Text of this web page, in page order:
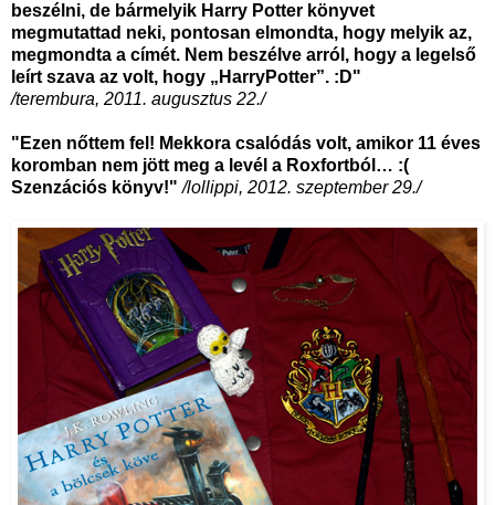
beszélni, de bármelyik Harry Potter könyvet
megmutattad neki, pontosan elmondta, hogy melyik az,
megmondta a címét. Nem beszélve arról, hogy a legelső
leírt szava az volt, hogy „HarryPotter”. :D"
/terembura, 2011. augusztus 22./
"Ezen nőttem fel! Mekkora csalódás volt, amikor 11 éves
koromban nem jött meg a levél a Roxfortból… :(
Szenzációs könyv!"/lollippi, 2012. szeptember 29./